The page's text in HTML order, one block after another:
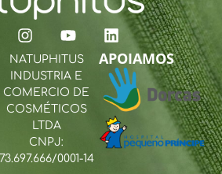
NATUPHITUS
INDUSTRIA E
COMERCIO DE
COSMÉTICOS
LTDA
CNPJ:
73.697.666/0001-14
APOIAMOS